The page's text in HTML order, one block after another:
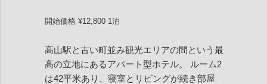
開始価格 ¥12,800 1泊
高山駅と古い町並み観光エリアの間という最
高の立地にあるアパート型ホテル。 ルーム2
は42平米あり、寝室とリビングが続き部屋